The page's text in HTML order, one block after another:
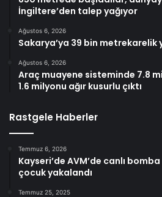
İngiltere’den talep yağıyor
Ağustos 6, 2026
Sakarya’ya 39 bin metrekarelik
Ağustos 6, 2026
Araç muayene sisteminde 7.8
1.6 milyonu ağır kusurlu çıktı
Rastgele Haberler
Temmuz 6, 2026
Kayseri’de AVM’de canlı
çocuk yakalandı
Temmuz 25, 2025